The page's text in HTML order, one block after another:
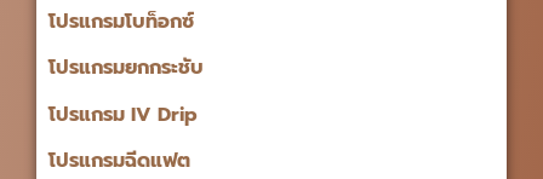
โปรแกรมโบท็อกซ์
โปรแกรมยกกระชับ
โปรแกรม IV Drip
โปรแกรมฉีดแฟต